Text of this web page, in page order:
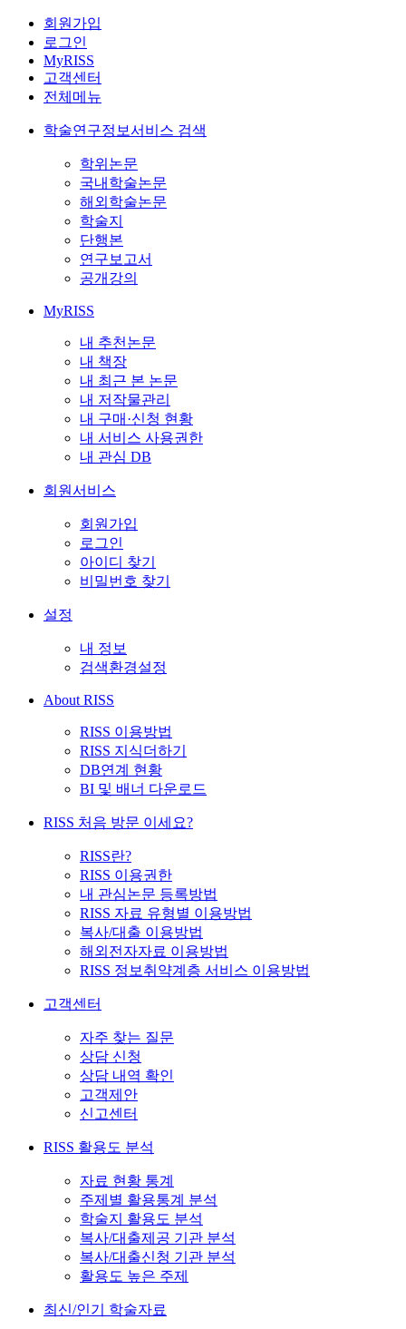
회원가입
로그인
MyRISS
고객센터
전체메뉴
학술연구정보서비스 검색
학위논문
국내학술논문
해외학술논문
학술지
단행본
연구보고서
공개강의
MyRISS
내 추천논문
내 책장
내 최근 본 논문
내 저작물관리
내 구매·신청 현황
내 서비스 사용권한
내 관심 DB
회원서비스
회원가입
로그인
아이디 찾기
비밀번호 찾기
설정
내 정보
검색환경설정
About RISS
RISS 이용방법
RISS 지식더하기
DB연계 현황
BI 및 배너 다운로드
RISS 처음 방문 이세요?
RISS란?
RISS 이용권한
내 관심논문 등록방법
RISS 자료 유형별 이용방법
복사/대출 이용방법
해외전자자료 이용방법
RISS 정보취약계층 서비스 이용방법
고객센터
자주 찾는 질문
상담 신청
상담 내역 확인
고객제안
신고센터
RISS 활용도 분석
자료 현황 통계
주제별 활용통계 분석
학술지 활용도 분석
복사/대출제공 기관 분석
복사/대출신청 기관 분석
활용도 높은 주제
최신/인기 학술자료